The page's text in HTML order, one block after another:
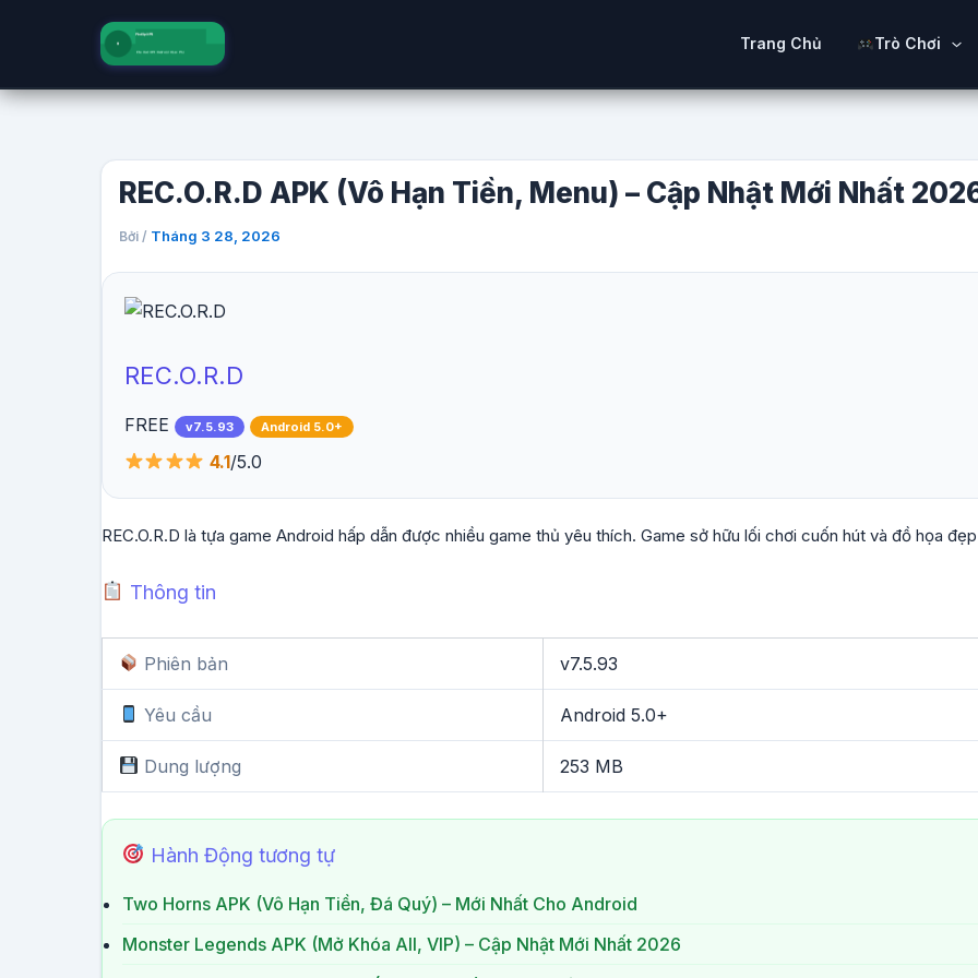
dung
Trang Chủ Trò Chơi
REC.O.R.D APK (Vô Hạn Tiền, Menu) – Cập Nhật Mới Nhất
Bởi / Tháng 3 28, 2026
REC.O.R.D
FREE v7.5.93 Android 5.0+
4.1/5.0
REC.O.R.D là tựa game Android hấp dẫn được nhiều game thủ yêu thích. Game sở hữu lối chơi cuốn hút và đồ họa
Thông tin
Phiên bản v7.5.93
Yêu cầu Android 5.0+
Dung lượng 253 MB
Hành Động tương tự
Two Horns APK (Vô Hạn Tiền, Đá Quý) – Mới Nhất Cho Android
Monster Legends APK (Mở Khóa All, VIP) – Cập Nhật Mới Nhất 2026